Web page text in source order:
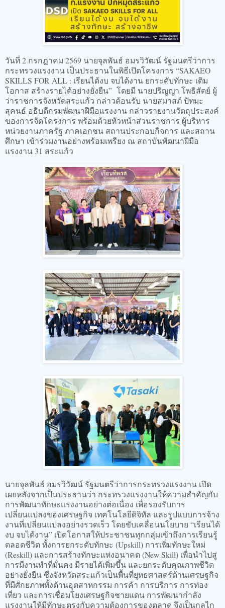
วันที่ 2 กรกฎาคม 2569 นายจุลพันธ์ อมรวิวัฒน์ รัฐมนตรีว่าการ
กระทรวงแรงงาน เป็นประธานในพิธีเปิดโครงการ “SAKAEO
SKILLS FOR ALL : เรียนได้งบ จบได้งาน ยกระดับทักษะ เติม
โอกาส สร้างรายได้อย่างยั่งยืน” โดยมี นายปริญญา โพธิสัตย์ ผู้
ว่าราชการจังหวัดสระแก้ว กล่าวต้อนรับ นายสมาสภ์ ปัทมะ
สุคนธ์ อธิบดีกรมพัฒนาฝีมือแรงงาน กล่าวรายงานวัตถุประสงค์
ของการจัดโครงการ พร้อมด้วยหัวหน้าส่วนราชการ ผู้บริหาร
หน่วยงานภาครัฐ ภาคเอกชน สถานประกอบกิจการ และสถาน
ศึกษา เข้าร่วมงานอย่างพร้อมเพรียง ณ สถาบันพัฒนาฝีมือ
แรงงาน 31 สระแก้ว
นายจุลพันธ์ อมรวิวัฒน์ รัฐมนตรีว่าการกระทรวงแรงงาน เปิด
เผยหลังจากเป็นประธานว่า กระทรวงแรงงานให้ความสำคัญกับ
การพัฒนาทักษะแรงงานอย่างต่อเนื่อง เพื่อรองรับการ
เปลี่ยนแปลงของเศรษฐกิจ เทคโนโลยีดิจิทัล และรูปแบบการจ้าง
งานที่เปลี่ยนแปลงอย่างรวดเร็ว โดยขับเคลื่อนนโยบาย “เรียนได้
งบ จบได้งาน” เปิดโอกาสให้ประชาชนทุกกลุ่มเข้าถึงการเรียนรู้
ตลอดชีวิต ทั้งการยกระดับทักษะ (Upskill) การเพิ่มทักษะใหม่
(Reskill) และการสร้างทักษะแห่งอนาคต (New Skill) เพื่อนำไปสู่
การมีงานทำที่มั่นคง มีรายได้เพิ่มขึ้น และยกระดับคุณภาพชีวิต
อย่างยั่งยืน ซึ่งจังหวัดสระแก้วเป็นพื้นที่ยุทธศาสตร์ด้านเศรษฐกิจ
ที่มีศักยภาพทั้งด้านอุตสาหกรรม การค้า การบริการ การท่อง
เที่ยว และการเชื่อมโยงเศรษฐกิจชายแดน การพัฒนากำลัง
แรงงานให้มีทักษะตรงกับความต้องการของตลาด จึงเป็นกลไก